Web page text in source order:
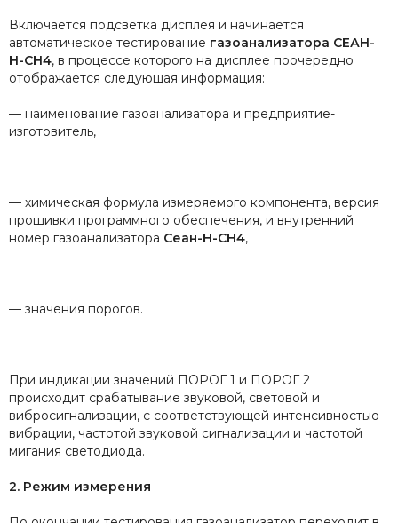
Включается подсветка дисплея и начинается
автоматическое тестирование газоанализатора СЕАН-
Н-CH4, в процессе которого на дисплее поочередно
отображается следующая информация:
— наименование газоанализатора и предприятие-
изготовитель,
— химическая формула измеряемого компонента, версия
прошивки программного обеспечения, и внутренний
номер газоанализатора Сеан-Н-CH4,
— значения порогов.
При индикации значений ПОРОГ 1 и ПОРОГ 2
происходит срабатывание звуковой, световой и
вибросигнализации, с соответствующей интенсивностью
вибрации, частотой звуковой сигнализации и частотой
мигания светодиода.
2. Режим измерения